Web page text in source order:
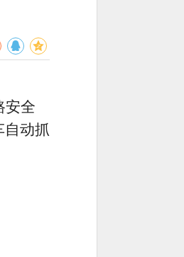
安全
自动抓